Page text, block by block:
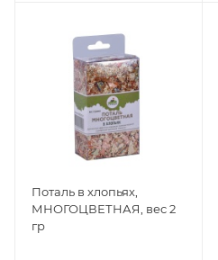
Поталь в хлопьях,
МНОГОЦВЕТНАЯ, вес 2
гр